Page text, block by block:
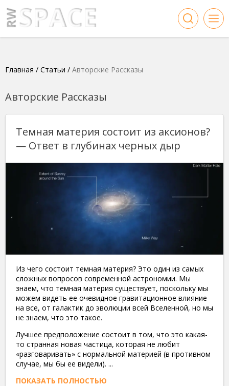
Главная / Статьи / Авторские Рассказы
Авторские Рассказы
Темная материя состоит из аксионов?
— Ответ в глубинах черных дыр
Из чего состоит темная материя? Это один из самых
сложных вопросов современной астрономии. Мы
знаем, что темная материя существует, поскольку мы
можем видеть ее очевидное гравитационное влияние
на все, от галактик до эволюции всей Вселенной, но мы
не знаем, что это такое.
Лучшее предположение состоит в том, что это какая-
то странная новая частица, которая не любит
«разговаривать» с нормальной материей (в противном
случае, мы бы ее видели). ...
ПОКАЗАТЬ ПОЛНОСТЬЮ